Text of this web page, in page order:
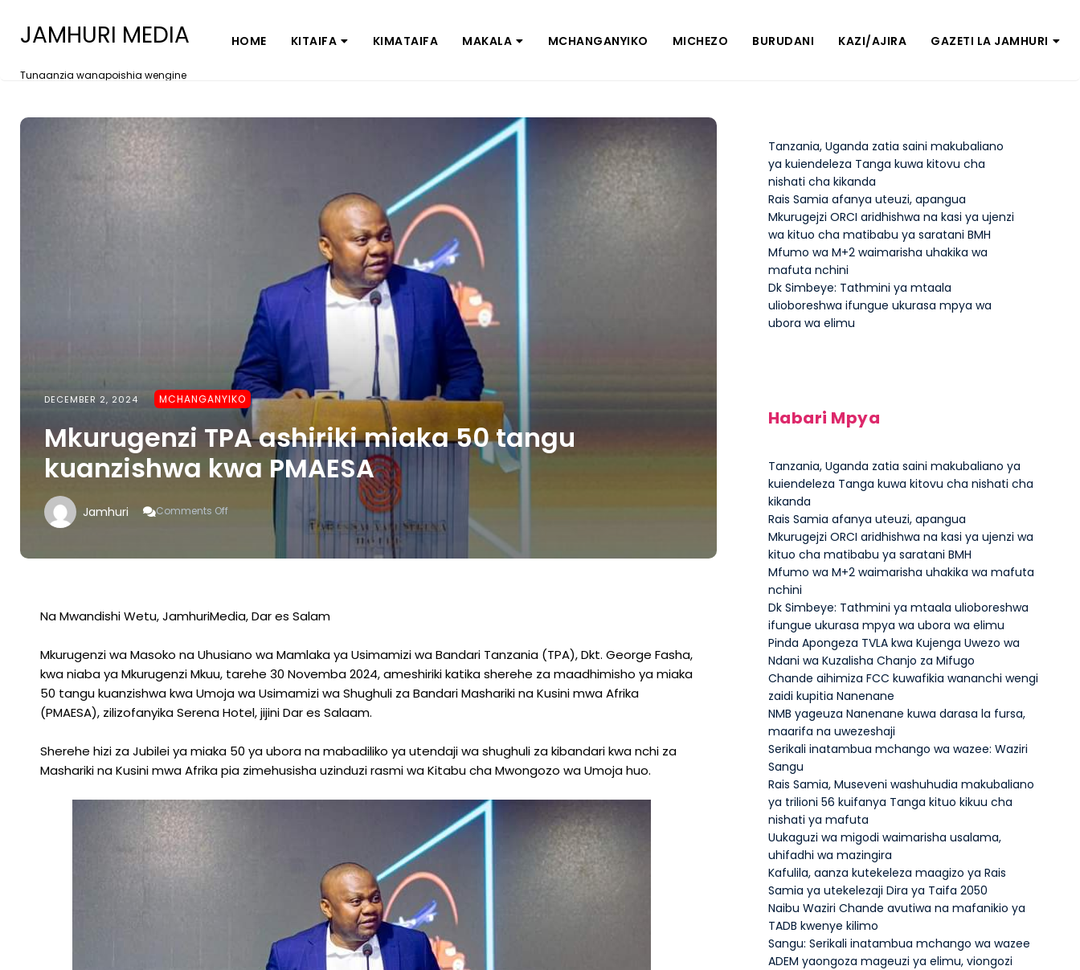
JAMHURI MEDIA
Tunaanzia wanapoishia wengine
HOME KITAIFA KIMATAIFA MAKALA MCHANGANYIKO MICHEZO BURUDANI KAZI/AJIRA GAZETI LA JAMHURI
DECEMBER 2, 2024 MCHANGANYIKO
Mkurugenzi TPA ashiriki miaka 50 tangu
kuanzishwa kwa PMAESA
Jamhuri Comments Off
Kuanzishwa
Kwa
Na Mwandishi Wetu, JamhuriMedia, Dar es Salam
Mkurugenzi wa Masoko na Uhusiano wa Mamlaka ya Usimamizi wa Bandari Tanzania (TPA), Dkt. George Fasha,
kwa niaba ya Mkurugenzi Mkuu, tarehe 30 Novemba 2024, ameshiriki katika sherehe za maadhimisho ya miaka
50 tangu kuanzishwa kwa Umoja wa Usimamizi wa Shughuli za Bandari Mashariki na Kusini mwa Afrika
(PMAESA), zilizofanyika Serena Hotel, jijini Dar es Salaam.
Sherehe hizi za Jubilei ya miaka 50 ya ubora na mabadiliko ya utendaji wa shughuli za kibandari kwa nchi za
Mashariki na Kusini mwa Afrika pia zimehusisha uzinduzi rasmi wa Kitabu cha Mwongozo wa Umoja huo.
Tanzania, Uganda zatia saini makubaliano
ya kuiendeleza Tanga kuwa kitovu cha
nishati cha kikanda
Rais Samia afanya uteuzi, apangua
Mkurugejzi ORCI aridhishwa na kasi ya ujenzi
wa kituo cha matibabu ya saratani BMH
Mfumo wa M+2 waimarisha uhakika wa
mafuta nchini
Dk Simbeye: Tathmini ya mtaala
ulioboreshwa ifungue ukurasa mpya wa
ubora wa elimu
Habari Mpya
Tanzania, Uganda zatia saini makubaliano ya
kuiendeleza Tanga kuwa kitovu cha nishati cha
kikanda
Rais Samia afanya uteuzi, apangua
Mkurugejzi ORCI aridhishwa na kasi ya ujenzi wa
kituo cha matibabu ya saratani BMH
Mfumo wa M+2 waimarisha uhakika wa mafuta
nchini
Dk Simbeye: Tathmini ya mtaala ulioboreshwa
ifungue ukurasa mpya wa ubora wa elimu
Pinda Apongeza TVLA kwa Kujenga Uwezo wa
Ndani wa Kuzalisha Chanjo za Mifugo
Chande aihimiza FCC kuwafikia wananchi wengi
zaidi kupitia Nanenane
NMB yageuza Nanenane kuwa darasa la fursa,
maarifa na uwezeshaji
Serikali inatambua mchango wa wazee: Waziri
Sangu
Rais Samia, Museveni washuhudia makubaliano
ya trilioni 56 kuifanya Tanga kituo kikuu cha
nishati ya mafuta
Uukaguzi wa migodi waimarisha usalama,
uhifadhi wa mazingira
Kafulila, aanza kutekeleza maagizo ya Rais
Samia ya utekelezaji Dira ya Taifa 2050
Naibu Waziri Chande avutiwa na mafanikio ya
TADB kwenye kilimo
Sangu: Serikali inatambua mchango wa wazee
ADEM yaongoza mageuzi ya elimu, viongozi